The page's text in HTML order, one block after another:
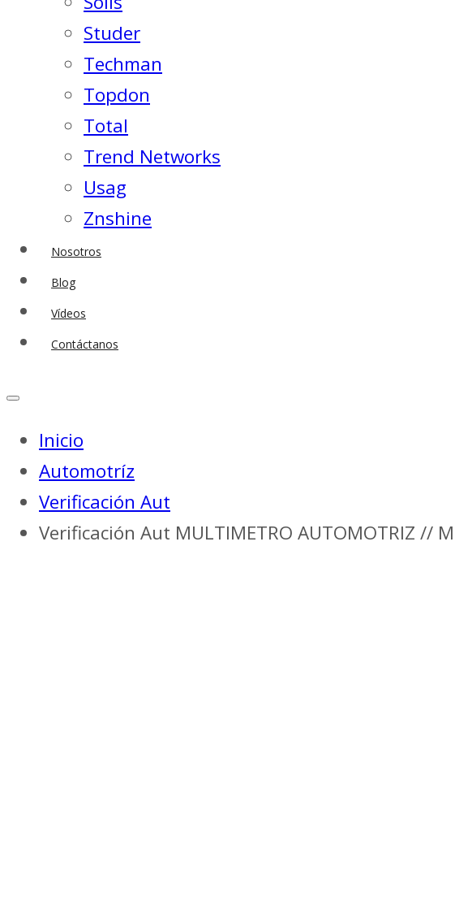
Studer
Techman
Topdon
Total
Trend Networks
Usag
Znshine
Nosotros
Blog
Vídeos
Contáctanos
Inicio
Automotríz
Verificación Aut
Verificación Aut MULTIMETRO AUTOMOTRIZ //